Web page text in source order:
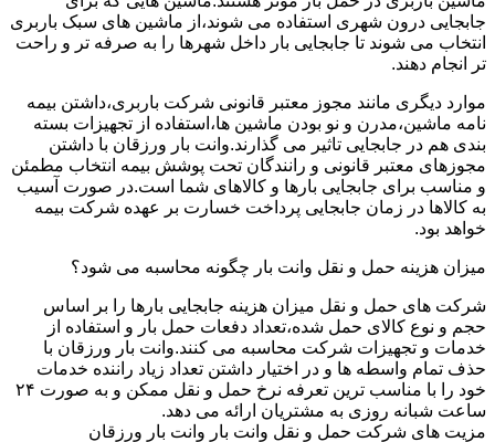
جابجایی درون شهری استفاده می شوند،از ماشین های سبک باربری
انتخاب می شوند تا جابجایی بار داخل شهرها را به صرفه تر و راحت
تر انجام دهند.
موارد دیگری مانند مجوز معتبر قانونی شرکت باربری،داشتن بیمه
نامه ماشین،مدرن و نو بودن ماشین ها،استفاده از تجهیزات بسته
بندی هم در جابجایی تاثیر می گذارند.وانت بار ورزقان با داشتن
مجوزهای معتبر قانونی و رانندگان تحت پوشش بیمه انتخاب مطمئن
و مناسب برای جابجایی بارها و کالاهای شما است.در صورت آسیب
به کالاها در زمان جابجایی پرداخت خسارت بر عهده شرکت بیمه
خواهد بود.
میزان هزینه حمل و نقل وانت بار چگونه محاسبه می شود؟
شرکت های حمل و نقل میزان هزینه جابجایی بارها را بر اساس
حجم و نوع کالای حمل شده،تعداد دفعات حمل بار و استفاده از
خدمات و تجهیزات شرکت محاسبه می کنند.وانت بار ورزقان با
حذف تمام واسطه ها و در اختیار داشتن تعداد زیاد راننده خدمات
خود را با مناسب ترین تعرفه نرخ حمل و نقل ممکن و به صورت ۲۴
ساعت شبانه روزی به مشتریان ارائه می دهد.
مزیت های شرکت حمل و نقل وانت بار وانت بار ورزقان